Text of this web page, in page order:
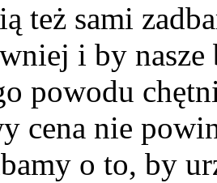
też sami
i by
powodu
cena nie
o to, by